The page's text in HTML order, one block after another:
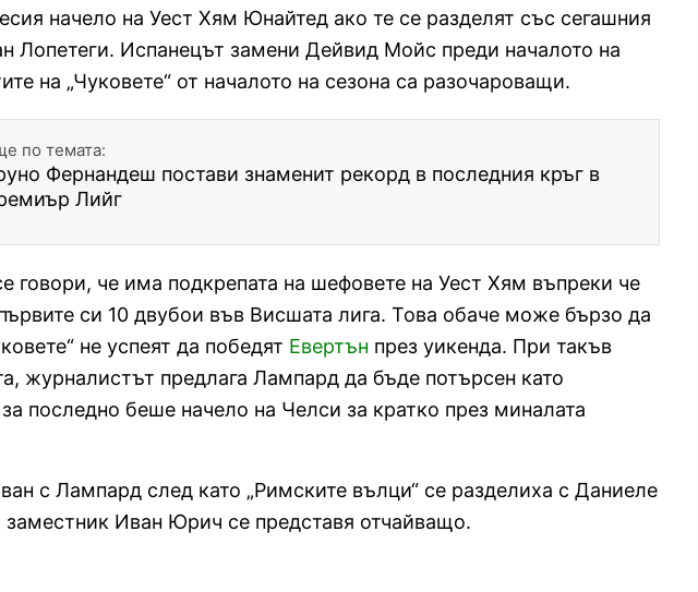
начело на Уест Хям Юнайтед ако те се разделят със сегашния
Лопетеги. Испанецът замени Дейвид Мойс преди началото на
на „Чуковете“ от началото на сезона са разочароващи.
по темата:
Фернандеш постави знаменит рекорд в последния кръг в
Лийг
говори, че има подкрепата на шефовете на Уест Хям въпреки че
си 10 двубои във Висшата лига. Това обаче може бързо да
не успеят да победят Евертън през уикенда. При такъв
журналистът предлага Лампард да бъде потърсен като
последно беше начело на Челси за кратко през миналата
с Лампард след като „Римските вълци“ се разделиха с Даниеле
заместник Иван Юрич се представя отчайващо.